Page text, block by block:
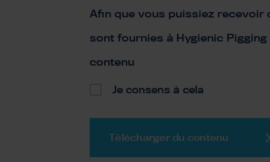
Afin que vous puissiez recevoir
sont fournies à Hygienic
contenu
Je consens à cela
Télécharger du contenu